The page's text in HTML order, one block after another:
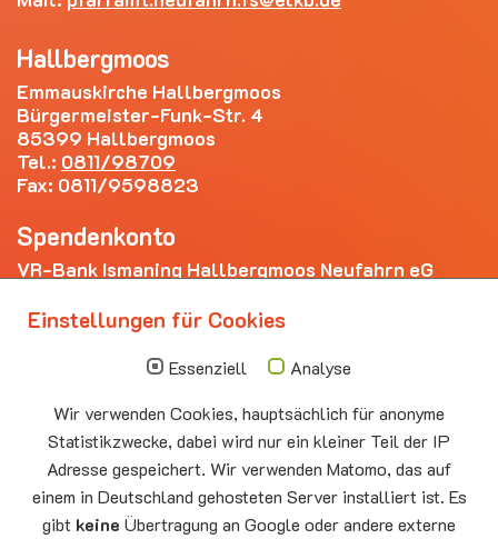
Hallbergmoos
Emmauskirche Hallbergmoos
Bürgermeister-Funk-Str. 4
85399 Hallbergmoos
Tel.: 0811/98709
Fax: 0811/9598823
Spendenkonto
VR-Bank Ismaning Hallbergmoos Neufahrn eG
Die nächsten Termine
10.00 - 11.00
Auferstehungskirche Neufahrn
Montag
15.00 - 17.00
10.08
Senioren-Spieletreff Neufahrn
Auferstehungskirche Neufahrn
Einstellungen für Cookies
Essenziell
Analyse
Wir verwenden Cookies, hauptsächlich für anonyme
Statistikzwecke, dabei wird nur ein kleiner Teil der IP
Adresse gespeichert. Wir verwenden Matomo, das auf
einem in Deutschland gehosteten Server installiert ist. Es
gibt keine Übertragung an Google oder andere externe